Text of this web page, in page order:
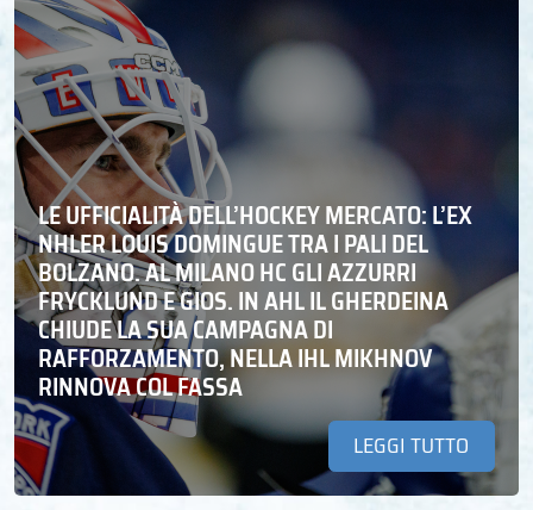
LE UFFICIALITÀ DELL’HOCKEY MERCATO: L’EX
NHLER LOUIS DOMINGUE TRA I PALI DEL
BOLZANO. AL MILANO HC GLI AZZURRI
FRYCKLUND E GIOS. IN AHL IL GHERDEINA
CHIUDE LA SUA CAMPAGNA DI
RAFFORZAMENTO, NELLA IHL MIKHNOV
RINNOVA COL FASSA
LEGGI TUTTO